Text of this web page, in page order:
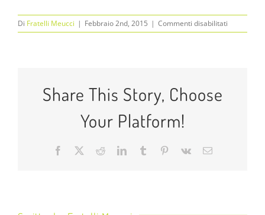
Di Fratelli Meucci | Febbraio 2nd, 2015 | Commenti disabilitati
IMG_1765
Share This Story, Choose
Your Platform!
Facebook RedditLinkedInTumblr Pinterest
Vk Email